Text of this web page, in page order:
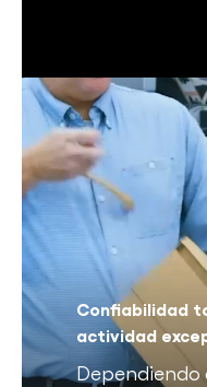
Confiabilidad
actividad